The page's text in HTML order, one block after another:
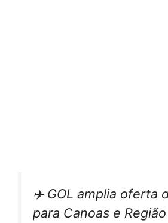
✈️ GOL amplia oferta
para Canoas e Região